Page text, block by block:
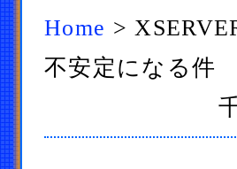
Home >
不安定になる件